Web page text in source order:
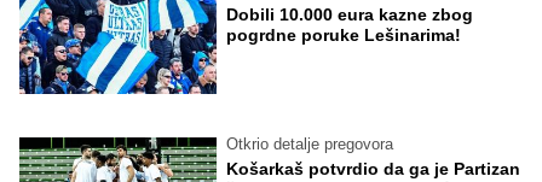
Dobili 10.000 eura kazne zbog
pogrdne poruke Lešinarima!
Otkrio detalje pregovora
Košarkaš potvrdio da ga je Partizan